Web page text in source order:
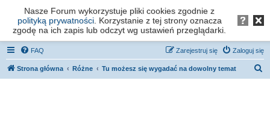
Forum os. Stefana Batorego - Poznań
FAQ Zaloguj się
Zarejestruj się
Strona główna Różne Tu możesz się wygadać na dowolny temat
Nasze Forum wykorzystuje pliki cookies zgodnie z
polityką prywatności. Korzystanie z tej strony oznacza
zgodę na ich zapis lub odczyt wg ustawień przeglądarki.